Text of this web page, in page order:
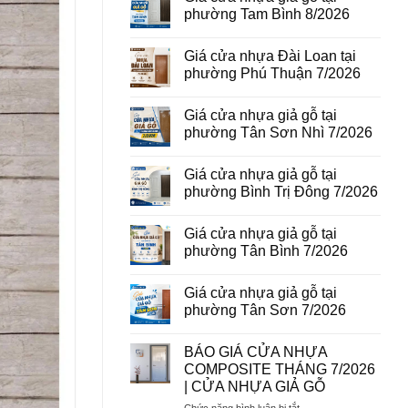
vân
gỗ
Bình
Hòa
8/2026
luận
ở
thép
vân
gỗ
phường Tam Bình 8/2026
bình
luận
ở
nhựa
giả
gỗ
Tam
Bình
8/2026
Giá cửa nhựa Đài Loan tại
phường Phú Thuận 7/2026
bình
luận
ở
nhựa
Đài
Loan
Phú
Thuận
7/2026
Giá cửa nhựa giả gỗ tại
phường Tân Sơn Nhì 7/2026
bình
luận
ở
nhựa
giả
gỗ
Tân
Sơn
Nhì
Giá cửa nhựa giả gỗ tại
phường Bình Trị Đông 7/2026
bình
luận
ở
nhựa
giả
gỗ
Bình
Trị
Đông
7/2026
Giá cửa nhựa giả gỗ tại
phường Tân Bình 7/2026
bình
luận
ở
nhựa
giả
gỗ
tại
Giá cửa nhựa giả gỗ tại
phường Tân Sơn 7/2026
bình
luận
ở
Giá
BÁO GIÁ CỬA NHỰA
COMPOSITE THÁNG 7/2026
| CỬA NHỰA GIẢ GỖ